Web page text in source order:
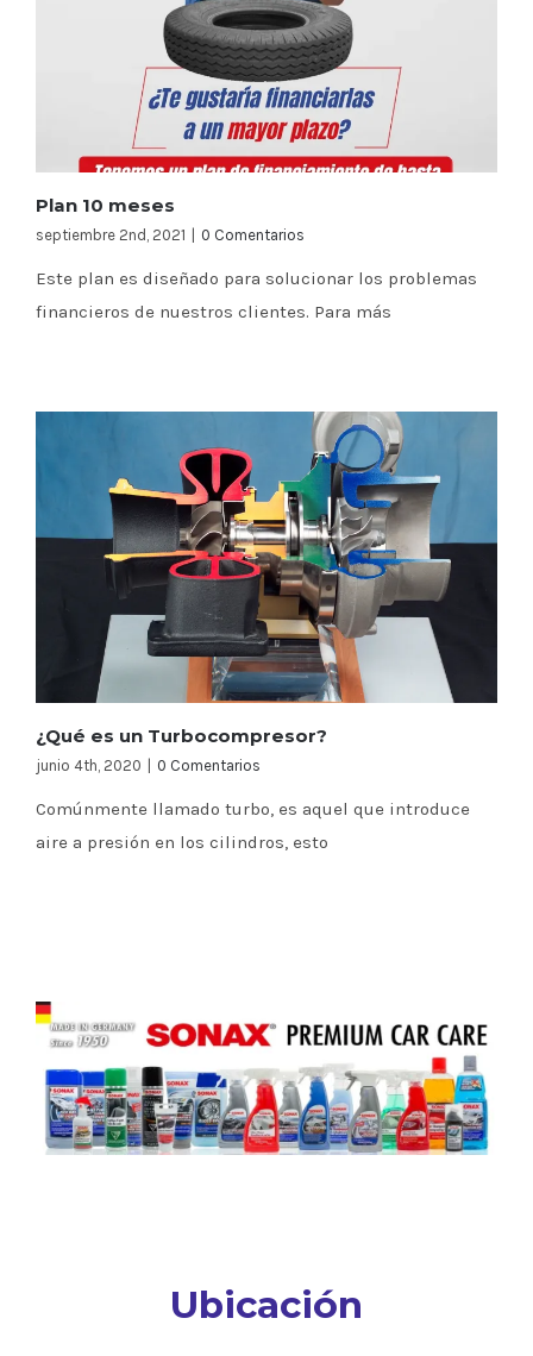
Plan 10 meses
septiembre 2nd, 2021 0 Comentarios
Este plan es diseñado para solucionar los problemas
financieros de nuestros clientes. Para más
¿Qué es un Turbocompresor?
junio 4th, 2020 | 0 Comentarios
Comúnmente llamado turbo, es aquel que introduce
aire a presión en los cilindros, esto
Ubicación